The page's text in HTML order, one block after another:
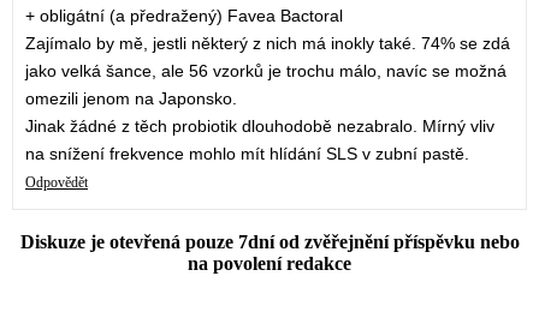
+ obligátní (a předražený) Favea Bactoral
Zajímalo by mě, jestli některý z nich má inokly také. 74% se zdá
jako velká šance, ale 56 vzorků je trochu málo, navíc se možná
omezili jenom na Japonsko.
Jinak žádné z těch probiotik dlouhodobě nezabralo. Mírný vliv
na snížení frekvence mohlo mít hlídání SLS v zubní pastě.
Odpovědět
Diskuze je otevřená pouze 7dní od zvěřejnění příspěvku nebo
na povolení redakce